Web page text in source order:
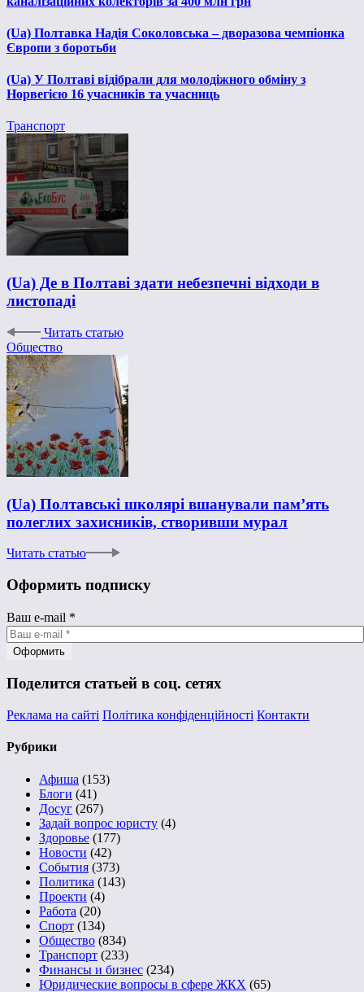
(Ua) Полтавка Надія Соколовська – дворазова чемпіонка
Європи з боротьби
(Ua) У Полтаві відібрали для молодіжного обміну з
Норвегією 16 учасників та учасниць
Транспорт
(Ua) Де в Полтаві здати небезпечні відходи в
листопаді
Читать статью
Общество
(Ua) Полтавські школярі вшанували пам’ять
полеглих захисників, створивши мурал
Читать статью
Оформить подписку
Ваш e-mail *
Поделится статьей в соц. сетях
Реклама на сайті Політика конфіденційності Контакти
Рубрики
Афиша (153)
Блоги (41)
Досуг (267)
Задай вопрос юристу (4)
Здоровье (177)
Новости (42)
События (373)
Политика (143)
Проекти (4)
Работа (20)
Спорт (134)
Общество (834)
Транспорт (233)
Финансы и бизнес (234)
Юридические вопросы в сфере ЖКХ (65)